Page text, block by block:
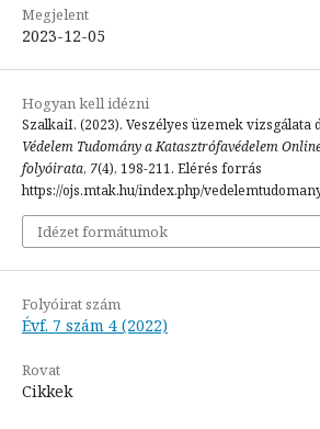
Megjelent
2023-12-05
Hogyan kell idézni
SzalkaiI. (2023). Veszélyes üzemek vizsgálata
Védelem Tudomány a Katasztrófavédelem
folyóirata, 7(4), 198-211. Elérés forrás
https://ojs.mtak.hu/index.php/
Idézet formátumok
Folyóirat szám
Évf. 7 szám 4 (2022)
Rovat
Cikkek